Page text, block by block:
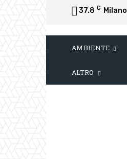
37.8 C Milano
AMBIENTE
ALTRO